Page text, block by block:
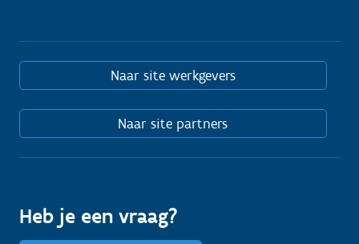
Naar site werkgevers
Naar site partners
Heb je een vraag?